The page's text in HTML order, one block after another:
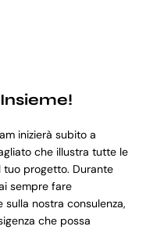
inizierà subito a
che illustra tutte le
tuo progetto. Durante
sempre fare
nostra consulenza,
che possa